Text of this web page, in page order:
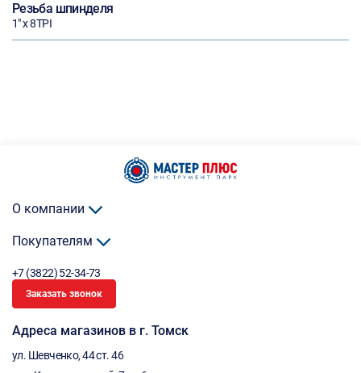
Резьба шпинделя
1" x 8TPI
О компании
Покупателям
+7 (3822) 52-34-73
Заказать звонок
Адреса магазинов в г. Томск
ул. Шевченко, 44 ст. 46